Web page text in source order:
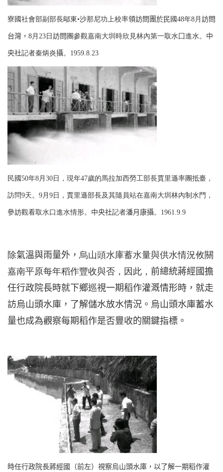
寮國社會部副部長鄔東•沙那尼功上校率領訪問團於民 國48年8 月 訪問
台灣， 8 月 23日訪問 團參觀嘉南大圳時欣見林內第一取水囗進水。 中
央社記者秦炳炎攝。 1959.8.23
民國50年8 月 30 日，現年47歲的馬拉加西勞工部長賈里遜率團抵臺，
訪問9天。 9 月 9 日，賈里遜部長及其隨員站在嘉南大圳林內制水門，
參訪觀看取水口進水情形。 中央社記者潘月康攝。 1961.9.9
除氣溫與雨量外， 烏山頭水庫蓄水量與供水情況攸關
嘉南平原每年稻作豐收與否，因此， 前總統蔣經國擔
任行政院長時就下鄉巡視一期稻作灌溉情形時，就走
訪烏山頭水庫，了解儲水放水情況。烏山頭水庫蓄水
量也成為觀察每期稻作是否豐收的關鍵指標。
時任行政院長蔣經國（前左）視察烏山頭水庫，以了解一期稻作灌